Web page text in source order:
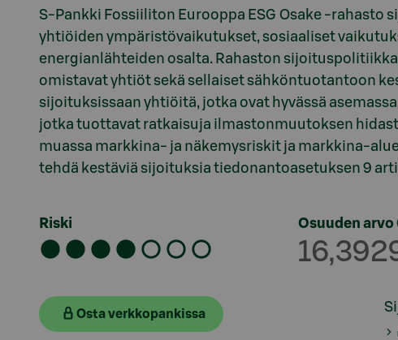
Osio otsikolla Rahaston esittely
S-Pankki Fossiiliton Eurooppa ESG Osake -
yhtiöiden ympäristövaikutukset, sosiaaliset
energianlähteiden osalta. Rahaston
omistavat yhtiöt sekä sellaiset sähköntuotantoon
sijoituksissaan yhtiöitä, jotka ovat hyvässä
jotka tuottavat ratkaisuja ilmastonmuutoksen
muassa markkina- ja näkemysriskit ja markkina-
tehdä kestäviä sijoituksia tiedonantoasetuksen 9
Riski Osuuden
Osta verkkopankissa